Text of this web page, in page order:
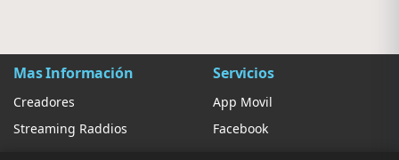
Mas Información
Creadores
Streaming Raddios
Servicios
App Movil
Facebook